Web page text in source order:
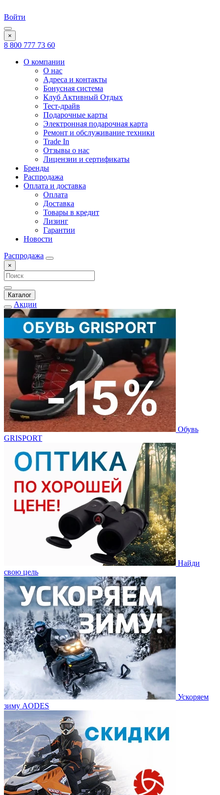
Войти
×
8 800 777 73 60
О компании
О нас
Адреса и контакты
Бонусная система
Клуб Активный Отдых
Тест-драйв
Подарочные карты
Электронная подарочная карта
Ремонт и обслуживание техники
Trade In
Отзывы о нас
Лицензии и сертификаты
Бренды
Распродажа
Оплата и доставка
Оплата
Доставка
Товары в кредит
Лизинг
Гарантии
Новости
Распродажа
×
Каталог
Акции
Обувь
GRISPORT
Найди
свою цель
Ускоряем
зиму AODES